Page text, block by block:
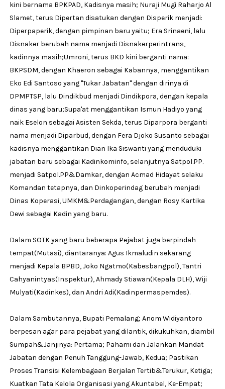
kini bernama BPKPAD, Kadisnya masih; Nuraji Mugi Raharjo Al
Slamet, terus Dipertan disatukan dengan Disperik menjadi:
Diperpaperik, dengan pimpinan baru yaitu; Era Srinaeni, lalu
Disnaker berubah nama menjadi Disnakerperintrans,
kadinnya masih;Umroni, terus BKD kini berganti nama:
BKPSDM, dengan Khaeron sebagai Kabannya, menggantikan
Eko Edi Santoso yang ''Tukar Jabatan'' dengan dirinya di
DPMPTSP, lalu Dindikbud menjadi Dindikpora, dengan kepala
dinas yang baru;Supa'at menggantikan Ismun Hadiyo yang
naik Eselon sebagai Asisten Sekda, terus Diparpora berganti
nama menjadi Diparbud, dengan Fera Djoko Susanto sebagai
kadisnya menggantikan Dian Ika Siswanti yang menduduki
jabatan baru sebagai Kadinkominfo, selanjutnya Satpol.PP.
menjadi Satpol.PP&Damkar, dengan Acmad Hidayat selaku
Komandan tetapnya, dan Dinkoperindag berubah menjadi
Dinas Koperasi, UMKM&Perdagangan, dengan Rosy Kartika
Dewi sebagai Kadin yang baru.
Dalam SOTK yang baru beberapa Pejabat juga berpindah
tempat(Mutasi), diantaranya: Agus Ikmaludin sekarang
menjadi Kepala BPBD, Joko Ngatmo(Kabesbangpol), Tantri
Cahyanintyas(Inspektur), Ahmady Stiawan(Kepala DLH), Wiji
Mulyati(Kadinkes), dan Andri Adi(Kadinpermaspemdes).
Dalam Sambutannya, Bupati Pemalang; Anom Widiyantoro
berpesan agar para pejabat yang dilantik, dikukuhkan, diambil
Sumpah&Janjinya: Pertama; Pahami dan Jalankan Mandat
Jabatan dengan Penuh Tanggung-Jawab, Kedua; Pastikan
Proses Transisi Kelembagaan Berjalan Tertib&Terukur, Ketiga;
Kuatkan Tata Kelola Organisasi yang Akuntabel, Ke-Empat;